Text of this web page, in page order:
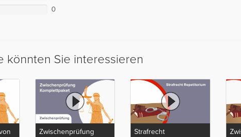
0
könnten Sie interessieren
Zwischenprüfung
Strafrecht